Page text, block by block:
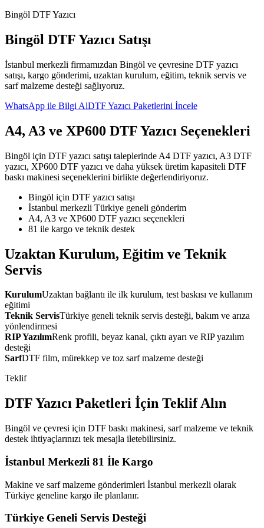
Bingöl DTF Yazıcı
Bingöl DTF Yazıcı Satışı
İstanbul merkezli firmamızdan Bingöl ve çevresine DTF yazıcı
satışı, kargo gönderimi, uzaktan kurulum, eğitim, teknik servis ve
sarf malzeme desteği sağlıyoruz.
WhatsApp ile Bilgi AlDTF Yazıcı Paketlerini İncele
A4, A3 ve XP600 DTF Yazıcı Seçenekleri
Bingöl için DTF yazıcı satışı taleplerinde A4 DTF yazıcı, A3 DTF
yazıcı, XP600 DTF yazıcı ve daha yüksek üretim kapasiteli DTF
baskı makinesi seçeneklerini birlikte değerlendiriyoruz.
Bingöl için DTF yazıcı satışı
İstanbul merkezli Türkiye geneli gönderim
A4, A3 ve XP600 DTF yazıcı seçenekleri
81 ile kargo ve teknik destek
Uzaktan Kurulum, Eğitim ve Teknik
Servis
KurulumUzaktan bağlantı ile ilk kurulum, test baskısı ve kullanım
eğitimi
Teknik ServisTürkiye geneli teknik servis desteği, bakım ve arıza
yönlendirmesi
RIP YazılımRenk profili, beyaz kanal, çıktı ayarı ve RIP yazılım
desteği
SarfDTF film, mürekkep ve toz sarf malzeme desteği
Teklif
DTF Yazıcı Paketleri İçin Teklif Alın
Bingöl ve çevresi için DTF baskı makinesi, sarf malzeme ve teknik
destek ihtiyaçlarınızı tek mesajla iletebilirsiniz.
İstanbul Merkezli 81 İle Kargo
Makine ve sarf malzeme gönderimleri İstanbul merkezli olarak
Türkiye geneline kargo ile planlanır.
Türkiye Geneli Servis Desteği